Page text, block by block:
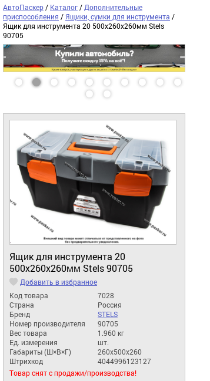
АвтоПаскер / Каталог / Дополнительные
приспособления / Ящики, сумки для инструмента /
Ящик для инструмента 20 500х260х260мм Stels
90705
Ящик для инструмента 20
500х260х260мм Stels 90705
Добавить в избранное
Код товара
7028
Страна
Россия
Бренд
STELS
Номер производителя
90705
Вес товара
1.960 кг
Ед. измерения
шт.
Габариты (Ш×В×Г)
260x500x260
Штрихкод
4044996123127
Товар снят с продажи/производства!